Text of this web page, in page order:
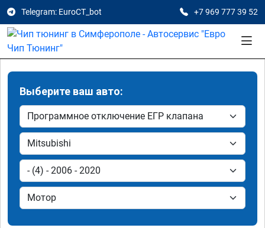
Telegram: EuroCT_bot +7 969 777 39 52
Выберите ваш авто: